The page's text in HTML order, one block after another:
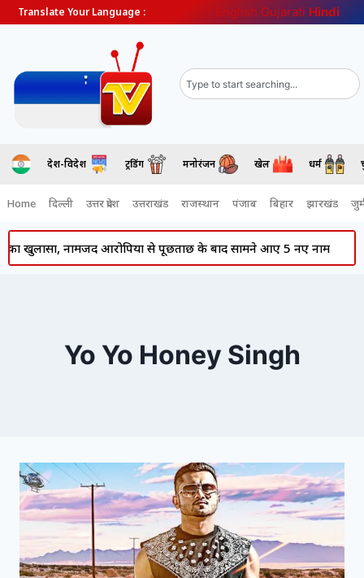
Translate Your Language : English Gujarati Hindi
देश-विदेश ट्रेंडिंग मनोरंजन खेल धर्म
Home दिल्ली उत्तर प्रदेश उत्तराखंड राजस्थान पंजाब बिहार झारखंड
खुलासा, नामजद आरोपियों से पूछताछ के बाद सामने आए 5 नए नाम
Yo Yo Honey Singh